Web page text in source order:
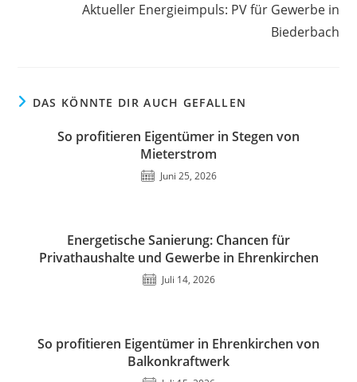
Aktueller Energieimpuls: PV für Gewerbe in
Biederbach
DAS KÖNNTE DIR AUCH GEFALLEN
So profitieren Eigentümer in Stegen von
Mieterstrom
Juni 25, 2026
Energetische Sanierung: Chancen für
Privathaushalte und Gewerbe in Ehrenkirchen
Juli 14, 2026
So profitieren Eigentümer in Ehrenkirchen von
Balkonkraftwerk